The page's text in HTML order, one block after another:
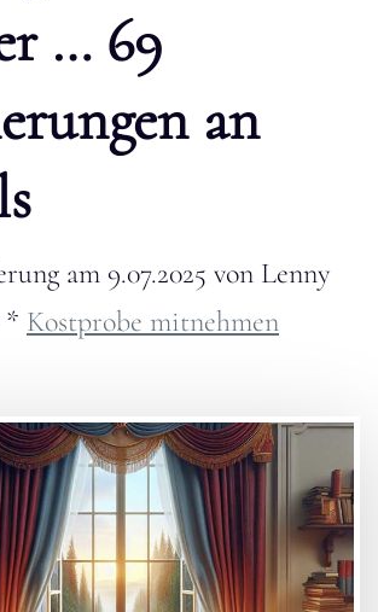
… 69
an
am 9.07.2025 von Lenny
* Kostprobe mitnehmen